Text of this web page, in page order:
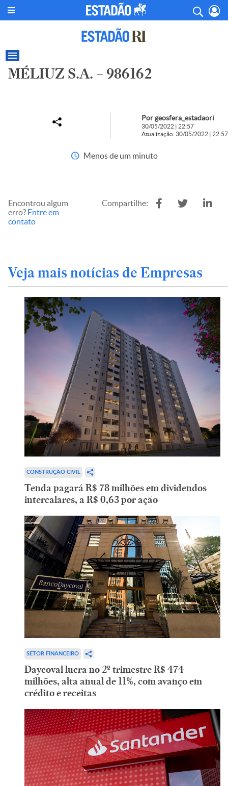
MÉLIUZ S.A. – 986162
Por geosfera_estadaori
30/05/2022 | 22:57
Atualização: 30/05/2022 | 22:57
Menos de um minuto
Encontrou algum
erro? Entre em
contato
Compartilhe:
Veja mais notícias de Empresas
CONSTRUÇÃO CIVIL
Tenda pagará R$ 78 milhões em dividendos
intercalares, a R$ 0,63 por ação
SETOR FINANCEIRO
Daycoval lucra no 2º trimestre R$ 474
milhões, alta anual de 11%, com avanço em
crédito e receitas